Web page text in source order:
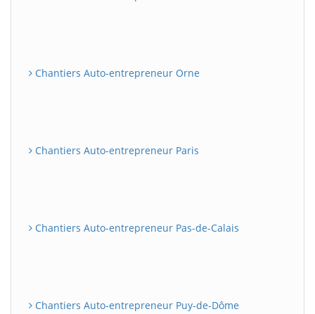
Chantiers Auto-entrepreneur Orne
Chantiers Auto-entrepreneur Paris
Chantiers Auto-entrepreneur Pas-de-Calais
Chantiers Auto-entrepreneur Puy-de-Dôme